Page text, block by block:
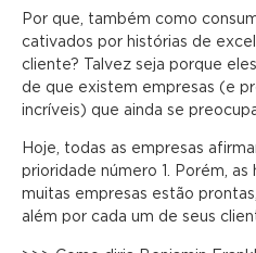
Por que, também como
cativados por histórias de
cliente? Talvez seja porque
de que existem empresas (e
incríveis) que ainda se
Hoje, todas as empresas
prioridade número 1. Porém,
muitas empresas estão
além por cada um de seus